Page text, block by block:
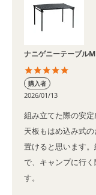
ナニゲニーテーブルM
購入者
2026/01/13
組み立てた際の安定
天板もはめ込み式
置けると思います
で、キャンプに行
す。